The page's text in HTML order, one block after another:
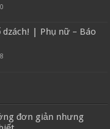
dzách! | Phụ nữ – Báo
đơn giản nhưng